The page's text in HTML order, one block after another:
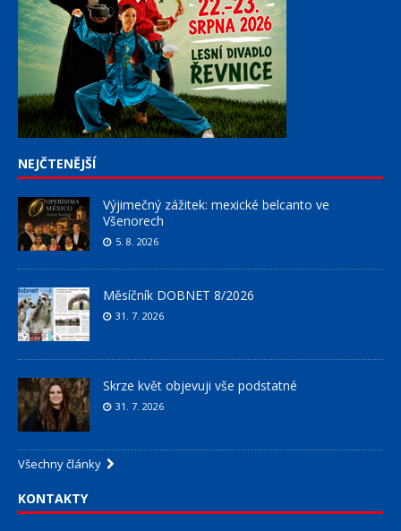
NEJČTENĚJŠÍ
Výjimečný zážitek: mexické belcanto ve
Všenorech
5. 8. 2026
Měsíčník DOBNET 8/2026
31. 7. 2026
Skrze květ objevuji vše podstatné
31. 7. 2026
Všechny články
KONTAKTY